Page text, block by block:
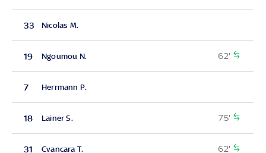
33 Nicolas M.
19 Ngoumou N. 62'
7 Herrmann P.
18 Lainer S. 75'
31 Cvancara T. 62'